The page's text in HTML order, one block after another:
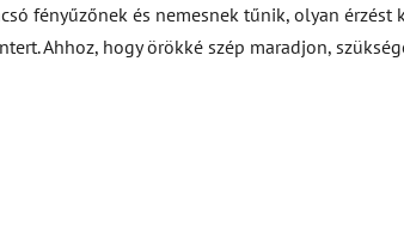
fényűzőnek és nemesnek tűnik, olyan érzést
Ahhoz, hogy örökké szép maradjon,